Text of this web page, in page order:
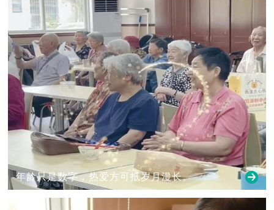
年龄只是数字，热爱方可抵岁月漫长。